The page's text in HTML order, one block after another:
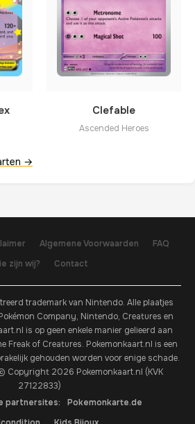
Clefable
Ascended Heroes
→
Algemene Voorwaarden
FAQ
zijn wij?
Contact
trademark van Nintendo. Alle plaatjes
Company, Nintendo, Creatures en
is op geen enkele manier gelieerd aan
Freak of Creatures. Pokemonkaart.nl is een
gehouden worden voor enige schade.
Copyright 2026 Pokemonkaart.nl (KVK
27122833)
partnersites:
Pokemonkarte.de